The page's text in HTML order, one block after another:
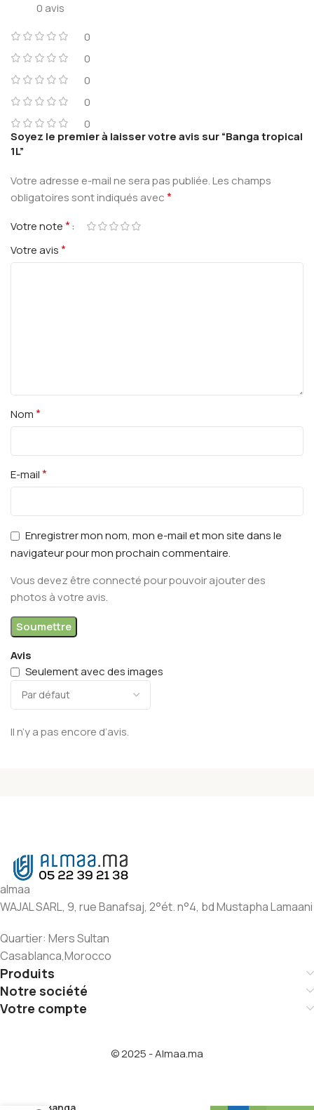
0 avis
0
0
0
0
0
Avis
Seulement avec des images
Il n’y a pas encore d’avis.
Soyez le premier à laisser votre avis sur “Banga tropical
1L”
Votre adresse e-mail ne sera pas publiée.Les champs
obligatoires sont indiqués avec*
Votre note*
Votre avis*
Nom*
E-mail*
Enregistrer mon nom, mon e-mail et mon site dans le
navigateur pour mon prochain commentaire.
Vous devez être connecté pour pouvoir ajouter des
photos à votre avis.
almaa
WAJAL SARL, 9, rue Banafsaj, 2°ét. n°4, bd Mustapha Lamaani
Quartier: Mers Sultan
Casablanca,Morocco
Produits
Notre société
Votre compte
© 2025 - Almaa.ma
Banga